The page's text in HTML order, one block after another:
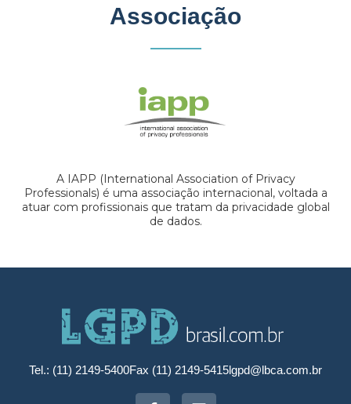
Associação
A IAPP (International Association of Privacy
Professionals) é uma associação internacional, voltada a
atuar com profissionais que tratam da privacidade global
de dados.
Tel.: (11) 2149-5400Fax (11) 2149-5415lgpd@lbca.com.br